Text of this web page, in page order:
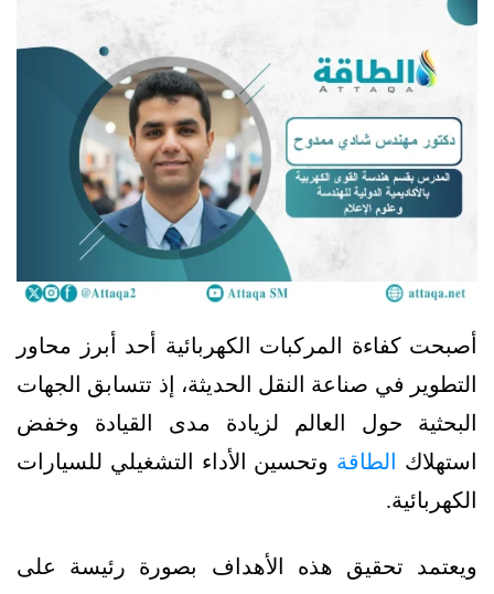
أصبحت كفاءة المركبات الكهربائية أحد أبرز محاور
التطوير في صناعة النقل الحديثة، إذ تتسابق الجهات
البحثية حول العالم لزيادة مدى القيادة وخفض
استهلاك الطاقة وتحسين الأداء التشغيلي للسيارات
الكهربائية.
ويعتمد تحقيق هذه الأهداف بصورة رئيسة على